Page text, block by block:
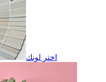
اختر لونك